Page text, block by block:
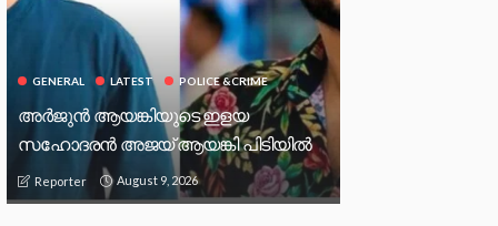
GENERAL LATEST POLICE &CRIME
അർജുൻ ആയങ്കിയുടെ ഇളയ
സഹോദരൻ അജയ് ആയങ്കി പിടിയിൽ
Reporter August 9, 2026